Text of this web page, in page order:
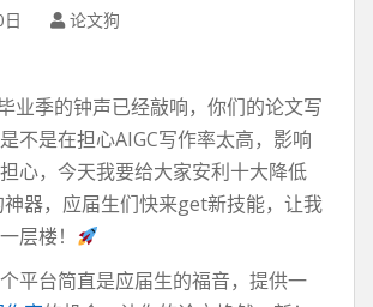
论文狗
业季的钟声已经敲响，你们的论文写
不是在担心AIGC写作率太高，影响
心，今天我要给大家安利十大降低
神器，应届生们快来get新技能，让我
层楼！
平台简直是应届生的福音，提供一